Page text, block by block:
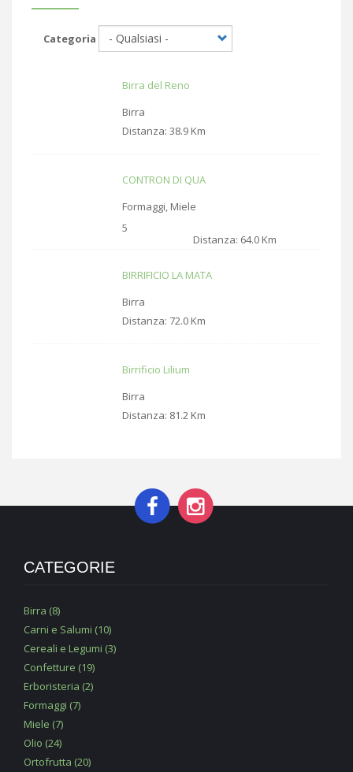
Categoria
Birra del Reno
Birra
Distanza: 38.9 Km
CONTRON DI QUA
Formaggi, Miele
5
Distanza: 64.0 Km
BIRRIFICIO LA MATA
Birra
Distanza: 72.0 Km
Birrificio Lilium
Birra
Distanza: 81.2 Km
CATEGORIE
Birra (8)
Carni e Salumi (10)
Cereali e Legumi (3)
Confetture (19)
Erboristeria (2)
Formaggi (7)
Miele (7)
Olio (24)
Ortofrutta (20)